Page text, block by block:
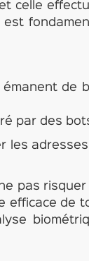
celle
de
par des
les adresses
pas risquer
efficace de